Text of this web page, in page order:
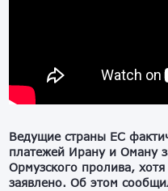
Ведущие страны ЕС
платежей Ирану и Оману
Ормузского пролива,
заявлено. Об этом